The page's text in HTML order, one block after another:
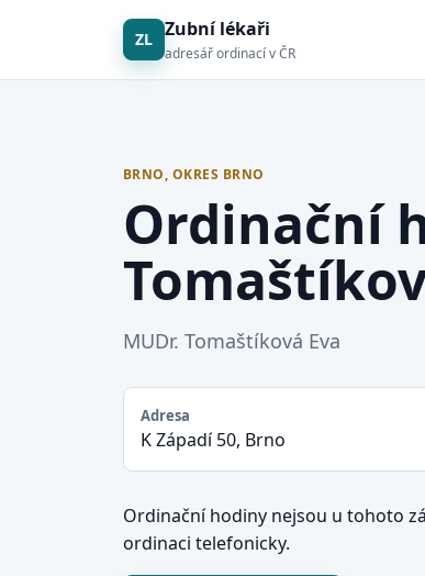
ZL Zubní lékaři
adresář ordinací v ČR
BRNO, OKRES BRNO
Ordinační
MUDr. Tomaštíková Eva
Adresa
K Západí 50, Brno
Ordinační hodiny nejsou u tohoto
ordinaci telefonicky.